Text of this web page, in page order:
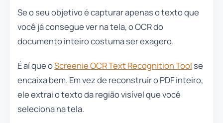
Se o seu objetivo é capturar apenas o texto que
você já consegue ver na tela, o OCR do
documento inteiro costuma ser exagero.
É aí que oScreenie OCR Text Recognition Tool se
encaixa bem. Em vez de reconstruir o PDF inteiro,
ele extrai o texto da região visível que você
seleciona na tela.